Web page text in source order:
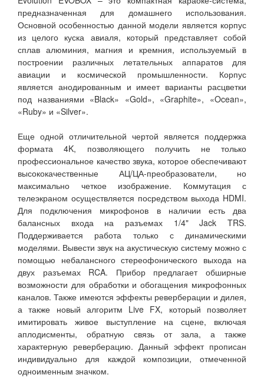
предназначенная для домашнего использования.
Основной особенностью данной модели является корпус
из целого куска авиаля, который представляет собой
сплав алюминия, магния и кремния, используемый в
построении различных летательных аппаратов для
авиации и космической промышленности. Корпус
является анодированным и имеет варианты расцветки
под названиями «Black» «Gold», «Graphite», «Ocean»,
«Ruby» и «Silver».
Еще одной отличительной чертой является поддержка
формата 4K, позволяющего получить не только
профессиональное качество звука, которое обеспечивают
высококачественные АЦ/ЦА-преобразователи, но
максимально четкое изображение. Коммутация с
телеэкраном осуществляется посредством выхода HDMI.
Для подключения микрофонов в наличии есть два
балансных входа на разъемах 1/4" Jack TRS.
Поддерживается работа только с динамическими
моделями. Вывести звук на акустическую систему можно с
помощью небалансного стереофонического выхода на
двух разъемах RCA. Прибор предлагает обширные
возможности для обработки и обогащения микрофонных
каналов. Также имеются эффекты реверберации и дилея,
а также новый алгоритм Live FX, который позволяет
имитировать живое выступление на сцене, включая
аплодисменты, обратную связь от зала, а также
характерную реверберацию. Данный эффект прописан
индивидуально для каждой композиции, отмеченной
одноименным значком.